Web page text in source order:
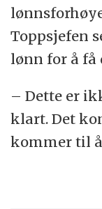
Toppsjefen
lønn for å få
– Dette er
klart. Det
kommer til